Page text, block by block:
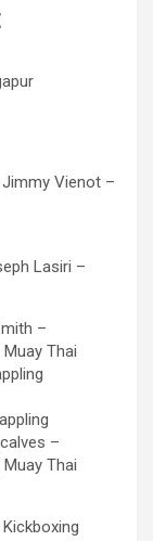
Vienot –
Lasiri –
–
Thai
–
Thai